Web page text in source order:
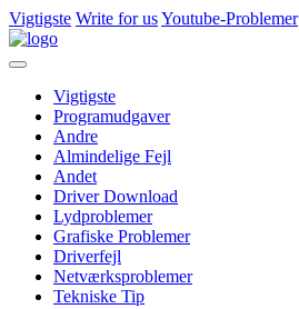
Vigtigste Write for usYoutube-Problemer
Vigtigste
Programudgaver
Andre
Almindelige Fejl
Andet
Driver Download
Lydproblemer
Grafiske Problemer
Driverfejl
Netværksproblemer
Tekniske Tip